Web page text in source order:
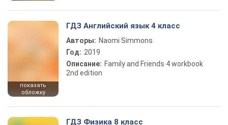
показать
обложку
ГДЗ Английский язык 4 класс
Авторы: Naomi Simmons
Год: 2019
Описание: Family and Friends 4 workbook
2nd edition
ГДЗ Физика 8 класс